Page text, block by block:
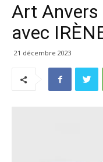
Art Anvers
avec
21 décembre 2023